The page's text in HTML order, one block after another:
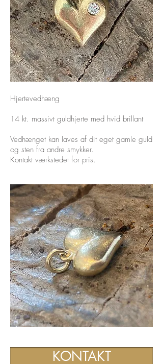
Hjertevedhæng
14 kt. massivt guldhjerte med hvid brillant
Vedhænget kan laves af dit eget gamle guld
og sten fra andre smykker.
Kontakt værkstedet for pris.
KONTAKT